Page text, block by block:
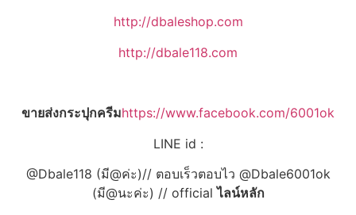
http://dbaleshop.com
http://dbale118.com
ขายส่งกระปุกครีมhttps://www.facebook.com/6001ok
LINE id :
@Dbale118 (มี@ค่ะ)// ตอบเร็วตอบไว @Dbale6001ok
(มี@นะค่ะ) // officialไลน์หลัก